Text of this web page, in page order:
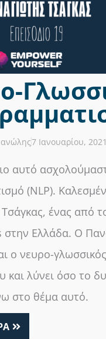
7 Ιανουαρίου, 2021
αυτό
(NLP).
ένας από
στην Ελλάδα. Ο
ο νευρο-
και λύνει όσο το
στο θέμα αυτό.